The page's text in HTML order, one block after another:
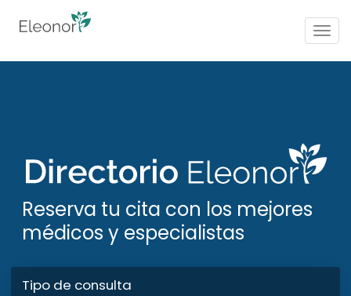
Reserva tu cita con los mejores
médicos y especialistas
Tipo de consulta